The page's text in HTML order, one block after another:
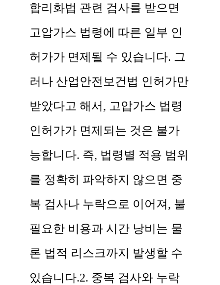
합리화법 관련 검사를 받으면
고압가스 법령에 따른 일부 인
허가가 면제될 수 있습니다. 그
러나 산업안전보건법 인허가만
받았다고 해서, 고압가스 법령
인허가가 면제되는 것은 불가
능합니다. 즉, 법령별 적용 범위
를 정확히 파악하지 않으면 중
복 검사나 누락으로 이어져, 불
필요한 비용과 시간 낭비는 물
론 법적 리스크까지 발생할 수
있습니다. ​ 2. 중복 검사와 누락